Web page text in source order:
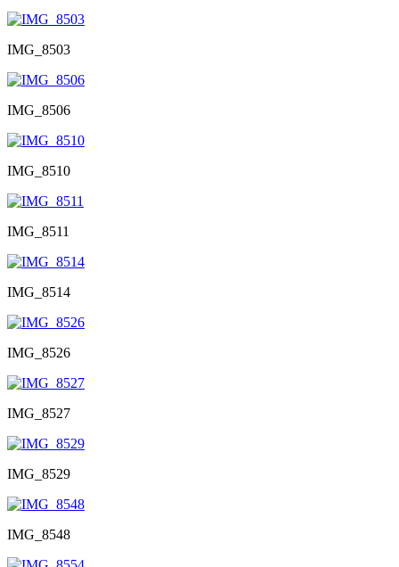
IMG_8503
IMG_8506
IMG_8510
IMG_8511
IMG_8514
IMG_8526
IMG_8527
IMG_8529
IMG_8548